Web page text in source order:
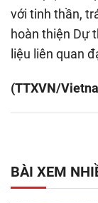
với tinh thần,
hoàn thiện Dự
liệu liên quan
(TTXVN/
BÀI XEM